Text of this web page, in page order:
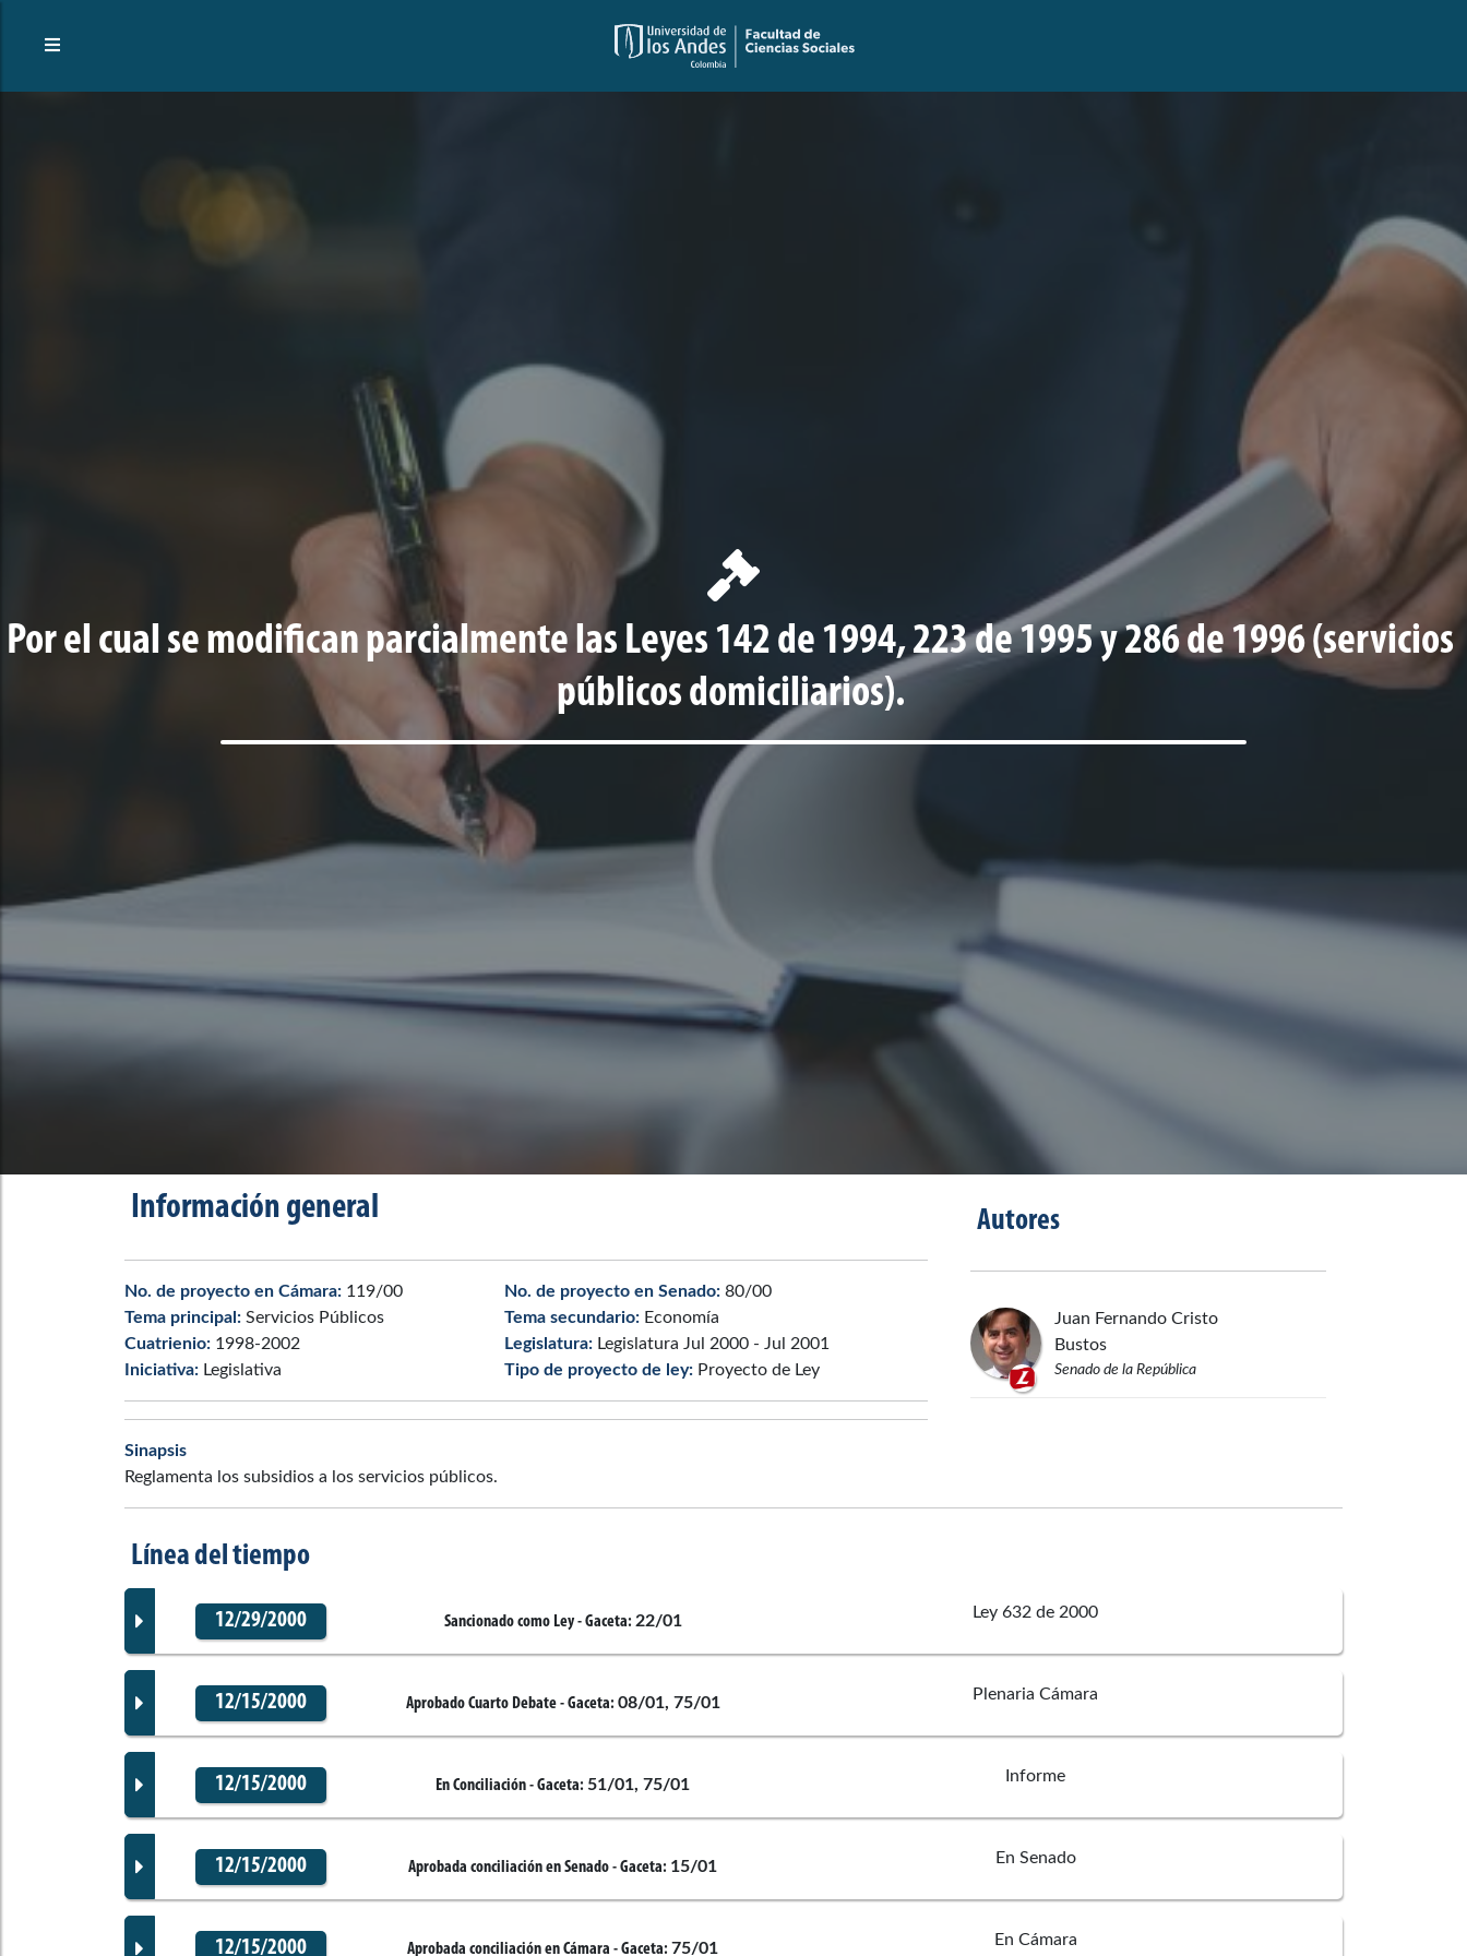
Por el cual se modifican parcialmente las Leyes 142 de 1994, 223 de 1995 y 286 de 1996 (servicios
públicos domiciliarios).
Información general
No. de proyecto en Cámara: 119/00 No. de proyecto en Senado: 80/00
Tema principal: Servicios Públicos Tema secundario: Economía
Cuatrienio: 1998-2002 Legislatura: Legislatura Jul 2000 - Jul 2001
Iniciativa: Legislativa Tipo de proyecto de ley: Proyecto de Ley
Sinapsis
Reglamenta los subsidios a los servicios públicos.
Autores
Juan Fernando Cristo
Bustos
Senado de la República
Línea del tiempo
12/29/2000 Sancionado como Ley- Gaceta: 22/01 Ley 632 de 2000
Documento Gaceta
No disponible
Corporación:Sin corporación
Ponentes
12/15/2000 Aprobado Cuarto Debate- Gaceta: 08/01, 75/01 Plenaria Cámara
Documento Gaceta
No disponible
Corporación:Cámara de Representantes
12/15/2000 En Conciliación- Gaceta: 51/01, 75/01 Informe
Documento Gaceta
12/15/2000 Aprobada conciliación en Senado- Gaceta: 15/01 En Senado
12/15/2000 Aprobada conciliación en Cámara - Gaceta: 75/01 En Cámara